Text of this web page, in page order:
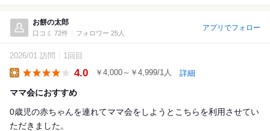
お餅の太郎
口コミ 72件 フォロワー 25人
アプリでフォロー
2026/01 訪問 1回目
4.0 ￥4,000～￥4,999/1人 詳細
ママ会におすすめ
0歳児の赤ちゃんを連れてママ会をしようとこちらを利用させてい
ただきました。